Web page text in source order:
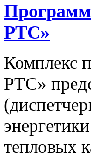
РТС»
Комплекс
РТС»
тепловых